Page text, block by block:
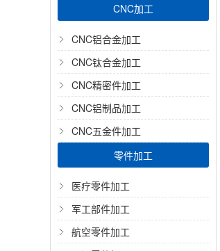
CNC加工
CNC铝合金加工
CNC钛合金加工
CNC精密件加工
CNC铝制品加工
CNC五金件加工
零件加工
医疗零件加工
军工部件加工
航空零件加工